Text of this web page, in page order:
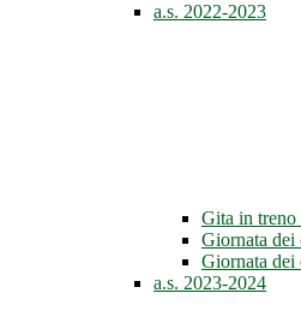
a.s. 2022-2023
Gita in treno
Giornata dei
Giornata
a.s. 2023-2024